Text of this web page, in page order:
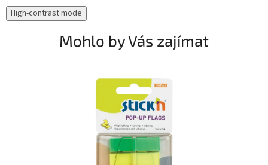
High-contrast mode
Mohlo by Vás zajímat